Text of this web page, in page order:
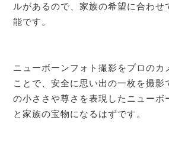
ルがあるので、家族の希望に合わせ
能です。
ニューボーンフォト撮影をプロのカ
ことで、安全に思い出の一枚を撮影
の小ささや尊さを表現したニューボ
と家族の宝物になるはずです。